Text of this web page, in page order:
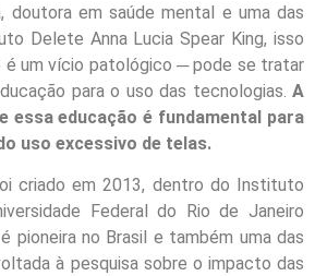
doutora em saúde mental e uma das
Delete Anna Lucia Spear King, isso
é um vício patológico ─ pode se tratar
para o uso das tecnologias. A
essa educação é fundamental para
uso excessivo de telas.
criado em 2013, dentro do Instituto
Federal do Rio de Janeiro
pioneira no Brasil e também uma das
à pesquisa sobre o impacto das